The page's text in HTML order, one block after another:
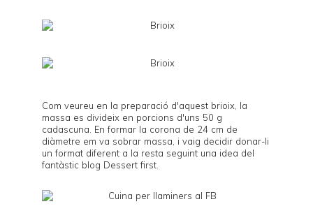
Com veureu en la preparació d'aquest brioix, la
massa es divideix en porcions d'uns 50 g
cadascuna. En formar la corona de 24 cm de
diàmetre em va sobrar massa, i vaig decidir donar-li
un format diferent a la resta seguint una idea del
fantàstic blog Dessert first